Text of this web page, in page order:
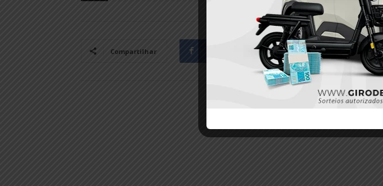
Compartilhar Twitter Pinterest